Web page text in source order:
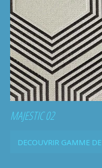
MAJESTIC 02
DECOUVRIR GAMME